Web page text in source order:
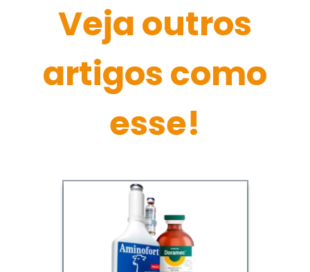
Veja outros
artigos como
esse!